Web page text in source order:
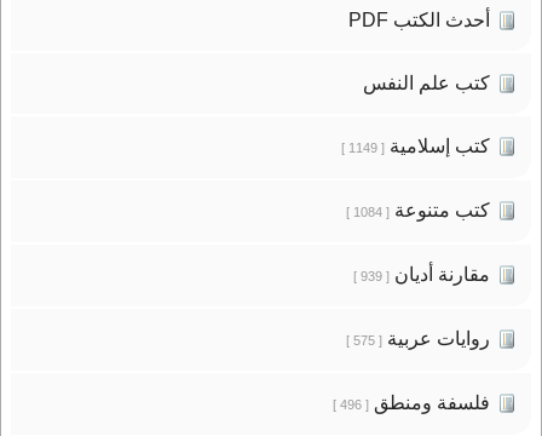
أحدث الكتب PDF
كتب علم النفس
كتب إسلامية[ 1149 ]
كتب متنوعة[ 1084 ]
مقارنة أديان[ 939 ]
روايات عربية[ 575 ]
فلسفة ومنطق[ 496 ]